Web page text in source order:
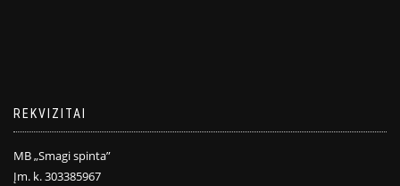
REKVIZITAI
MB „Smagi spinta”
Įm. k. 303385967